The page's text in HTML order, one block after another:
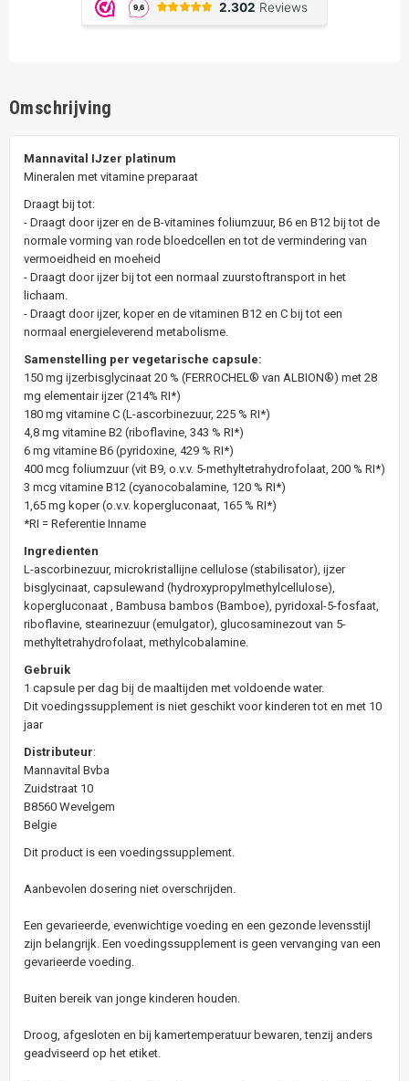
Omschrijving
Mannavital IJzer platinum
Mineralen met vitamine preparaat
Draagt bij tot:
- Draagt door ijzer en de B-vitamines foliumzuur, B6 en B12 bij tot de
normale vorming van rode bloedcellen en tot de vermindering van
vermoeidheid en moeheid
- Draagt door ijzer bij tot een normaal zuurstoftransport in het
lichaam.
- Draagt door ijzer, koper en de vitaminen B12 en C bij tot een
normaal energieleverend metabolisme.
Samenstelling per vegetarische capsule:
150 mg ijzerbisglycinaat 20 % (FERROCHEL® van ALBION®) met 28
mg elementair ijzer (214% RI*)
180 mg vitamine C (L-ascorbinezuur, 225 % RI*)
4,8 mg vitamine B2 (riboflavine, 343 % RI*)
6 mg vitamine B6 (pyridoxine, 429 % RI*)
400 mcg foliumzuur (vit B9, o.v.v. 5-methyltetrahydrofolaat, 200 % RI*)
3 mcg vitamine B12 (cyanocobalamine, 120 % RI*)
1,65 mg koper (o.v.v. kopergluconaat, 165 % RI*)
*RI = Referentie Inname
Ingredienten
L-ascorbinezuur, microkristallijne cellulose (stabilisator), ijzer
bisglycinaat, capsulewand (hydroxypropylmethylcellulose),
kopergluconaat , Bambusa bambos (Bamboe), pyridoxal-5-fosfaat,
riboflavine, stearinezuur (emulgator), glucosaminezout van 5-
methyltetrahydrofolaat, methylcobalamine.
Gebruik
1 capsule per dag bij de maaltijden met voldoende water.
Dit voedingssupplement is niet geschikt voor kinderen tot en met 10
jaar
Distributeur:
Mannavital Bvba
Zuidstraat 10
B8560 Wevelgem
Belgie
Dit product is een voedingssupplement.
Aanbevolen dosering niet overschrijden.
Een gevarieerde, evenwichtige voeding en een gezonde levensstijl
zijn belangrijk. Een voedingssupplement is geen vervanging van een
gevarieerde voeding.
Buiten bereik van jonge kinderen houden.
Droog, afgesloten en bij kamertemperatuur bewaren, tenzij anders
geadviseerd op het etiket.